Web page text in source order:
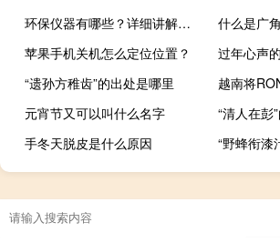
环保仪器有哪些？详细讲解各类环保仪器的使用方法
苹果手机关机怎么定位位置？
过年心声
“遗孙方稚齿”的出处是哪里
元宵节又可以叫什么名字
“清人在彭
手冬天脱皮是什么原因
“野蜂衔漆
碱性磷酸酶低是什么症状（碱性磷酸酶偏低的症状）